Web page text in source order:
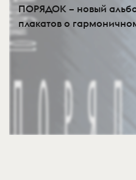
ПОРЯДОК – новый
плакатов о